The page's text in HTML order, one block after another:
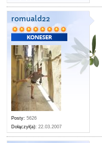
romuald22
Posty: 5626
Dołączył(a): 22.03.2007